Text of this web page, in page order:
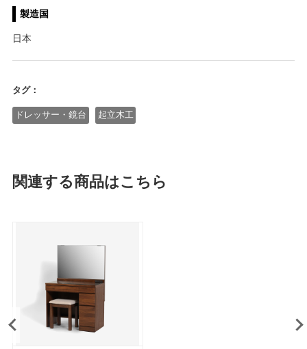
製造国
日本
タグ：
ドレッサー・鏡台 起立木工
関連する商品はこちら